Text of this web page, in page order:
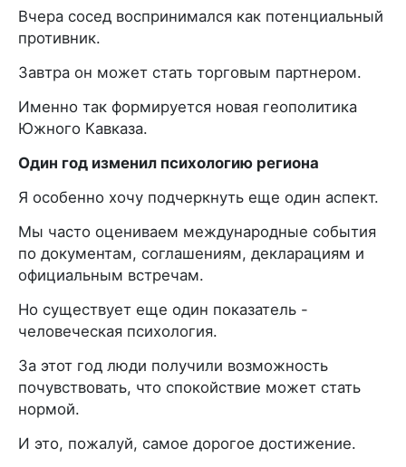
Вчера сосед воспринимался как потенциальный
противник.
Завтра он может стать торговым партнером.
Именно так формируется новая геополитика
Южного Кавказа.
Один год изменил психологию региона
Я особенно хочу подчеркнуть еще один аспект.
Мы часто оцениваем международные события
по документам, соглашениям, декларациям и
официальным встречам.
Но существует еще один показатель -
человеческая психология.
За этот год люди получили возможность
почувствовать, что спокойствие может стать
нормой.
И это, пожалуй, самое дорогое достижение.